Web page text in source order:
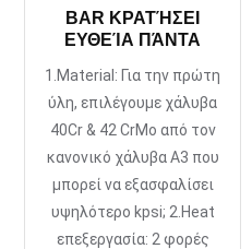
BAR ΚΡΑΤΉΣΕΙ
ΕΥΘΕΊΑ ΠΆΝΤΑ
1.Material: Για την πρώτη
ύλη, επιλέγουμε χάλυβα
40Cr & 42 CrMo από τον
κανονικό χάλυβα A3 που
μπορεί να εξασφαλίσει
υψηλότερο kpsi; 2.Heat
επεξεργασία: 2 φορές